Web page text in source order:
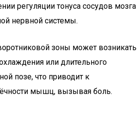
регуляции тонуса сосудов мозга
нервной системы.
зоны может возникать
или длительного
позе, что приводит к
мышц, вызывая боль.